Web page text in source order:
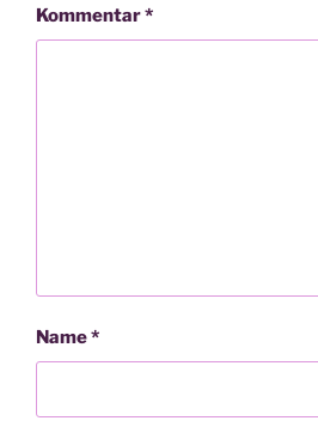
Kommentar*
Name*